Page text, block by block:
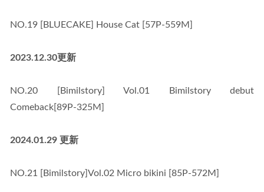
NO.19 [BLUECAKE] House Cat [57P-559M]
2023.12.30更新
NO.20 [Bimilstory] Vol.01 Bimilstory debut
Comeback[89P-325M]
2024.01.29 更新
NO.21 [Bimilstory]Vol.02 Micro bikini [85P-572M]